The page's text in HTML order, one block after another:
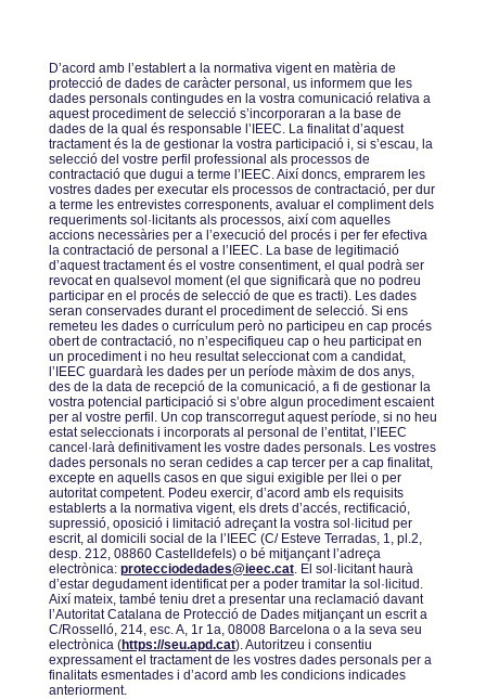
Dʼacord amb lʼestablert a la normativa vigent en matèria de
protecció de dades de caràcter personal, us informem que les
dades personals contingudes en la vostra comunicació relativa a
aquest procediment de selecció sʼincorporaran a la base de
dades de la qual és responsable lʼIEEC. La finalitat dʼaquest
tractament és la de gestionar la vostra participació i, si sʼescau, la
selecció del vostre perfil professional als processos de
contractació que dugui a terme lʼIEEC. Així doncs, emprarem les
vostres dades per executar els processos de contractació, per dur
a terme les entrevistes corresponents, avaluar el compliment dels
requeriments sol·licitants als processos, així com aquelles
accions necessàries per a lʼexecució del procés i per fer efectiva
la contractació de personal a lʼIEEC. La base de legitimació
dʼaquest tractament és el vostre consentiment, el qual podrà ser
revocat en qualsevol moment (el que significarà que no podreu
participar en el procés de selecció de que es tracti). Les dades
seran conservades durant el procediment de selecció. Si ens
remeteu les dades o currículum però no participeu en cap procés
obert de contractació, no nʼespecifiqueu cap o heu participat en
un procediment i no heu resultat seleccionat com a candidat,
lʼIEEC guardarà les dades per un període màxim de dos anys,
des de la data de recepció de la comunicació, a fi de gestionar la
vostra potencial participació si sʼobre algun procediment escaient
per al vostre perfil. Un cop transcorregut aquest període, si no heu
estat seleccionats i incorporats al personal de lʼentitat, lʼIEEC
cancel·larà definitivament les vostre dades personals. Les vostres
dades personals no seran cedides a cap tercer per a cap finalitat,
excepte en aquells casos en que sigui exigible per llei o per
autoritat competent. Podeu exercir, dʼacord amb els requisits
establerts a la normativa vigent, els drets dʼaccés, rectificació,
supressió, oposició i limitació adreçant la vostra sol·licitud per
escrit, al domicili social de la lʼIEEC (C/ Esteve Terradas, 1, pl.2,
desp. 212, 08860 Castelldefels) o bé mitjançant lʼadreça
electrònica: protecciodedades@ieec.cat. El sol·licitant haurà
dʼestar degudament identificat per a poder tramitar la sol·licitud.
Així mateix, també teniu dret a presentar una reclamació davant
lʼAutoritat Catalana de Protecció de Dades mitjançant un escrit a
C/Rosselló, 214, esc. A, 1r 1a, 08008 Barcelona o a la seva seu
electrònica (https://seu.apd.cat). Autoritzeu i consentiu
expressament el tractament de les vostres dades personals per a
finalitats esmentades i dʼacord amb les condicions indicades
anteriorment.